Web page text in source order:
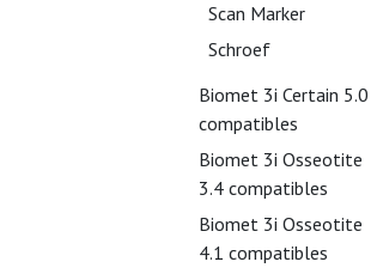
Scan Marker
Schroef
Biomet 3i Certain 5.0
compatibles
Biomet 3i Osseotite
3.4 compatibles
Biomet 3i Osseotite
4.1 compatibles